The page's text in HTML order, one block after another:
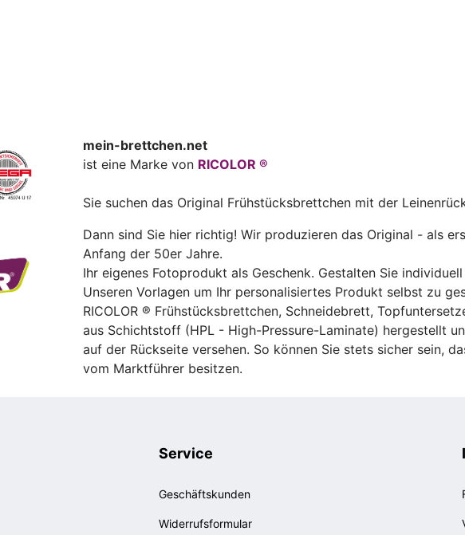
mein-brettchen.net
ist eine Marke von RICOLOR ®
Sie suchen das Original Frühstücksbrettchen mit der
Dann sind Sie hier richtig! Wir produzieren das Original - als
Anfang der 50er Jahre.
Ihr eigenes Fotoprodukt als Geschenk. Gestalten Sie
Unseren Vorlagen um Ihr personalisiertes Produkt selbst zu
RICOLOR ® Frühstücksbrettchen, Schneidebrett,
aus Schichtstoff (HPL - High-Pressure-Laminate) hergestellt
auf der Rückseite versehen. So können Sie stets sicher sein,
vom Marktführer besitzen.
Service
Geschäftskunden
Widerrufsformular